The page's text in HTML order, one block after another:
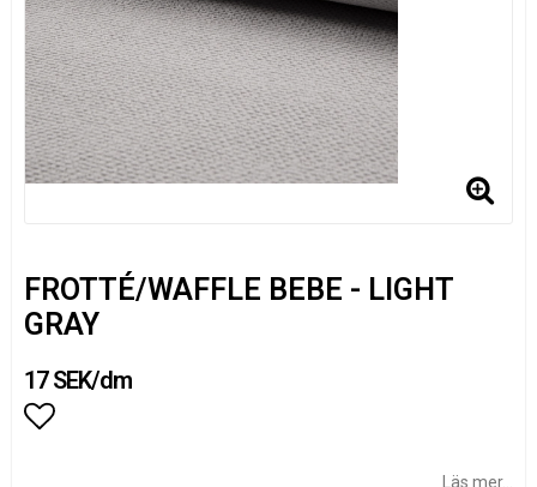
FROTTÉ/WAFFLE BEBE - LIGHT
GRAY
17 SEK/dm
Läs mer...